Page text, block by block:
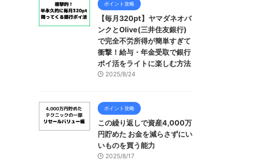
ポイント攻略
【毎月320pt】ヤマダネオバ
ンクとOlive(三井住友銀行)
で完全不労所得が簡単すぎて
衝撃！給与・年金受取で銀行
ポイ活をライトに楽しむ方法
2025/8/24
ポイント攻略
この繰り返しで資産4,000万
円貯めた お金を減らさずにい
いものを買う能力
2025/8/17